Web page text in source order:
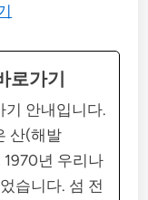
로가기
기 안내입니다.
산(해발
년 우리나
습니다. 섬 전